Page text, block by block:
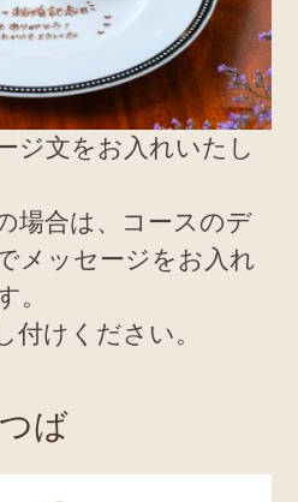
ジ文をお入れいたし
場合は、コースのデ
メッセージをお入れ
。
付けください。
ば